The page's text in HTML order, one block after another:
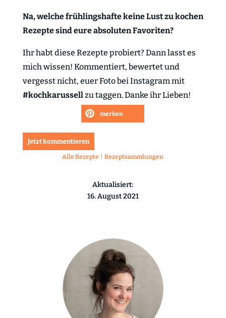
Na, welche frühlingshafte keine Lust zu kochen
Rezepte sind eure absoluten Favoriten?
Ihr habt diese Rezepte probiert? Dann lasst es
mich wissen! Kommentiert, bewertet und
vergesst nicht, euer Foto bei Instagram mit
#kochkarussellzu taggen. Danke ihr Lieben!
merken
Jetzt kommentieren
Alle Rezepte |Rezeptsammlungen
Aktualisiert:
16. August 2021